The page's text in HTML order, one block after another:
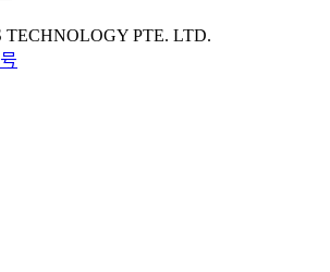
TECHNOLOGY PTE. LTD.